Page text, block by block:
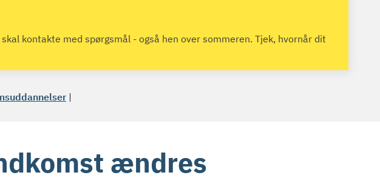
kontakte med spørgsmål - også hen over sommeren. Tjek, hvornår dit
ændres